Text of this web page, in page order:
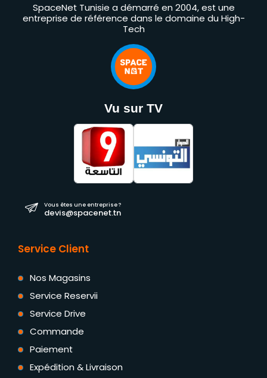
SpaceNet Tunisie a démarré en 2004, est une
entreprise de référence dans le domaine du High-
Tech
Vu sur TV
Vous êtes une entreprise ?
devis@spacenet.tn
Service Client
Nos Magasins
Service Reservii
Service Drive
Commande
Paiement
Expédition & Livraison